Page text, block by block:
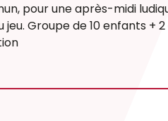
pour une après-midi
Groupe de 10 enfants +